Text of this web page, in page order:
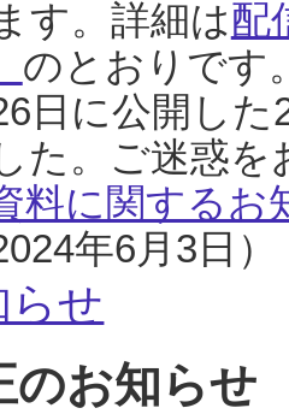
す。詳細は配
のとおりです
日に公開し
た。ご迷惑
料に関するお
年6月3日）
らせ
のお知らせ